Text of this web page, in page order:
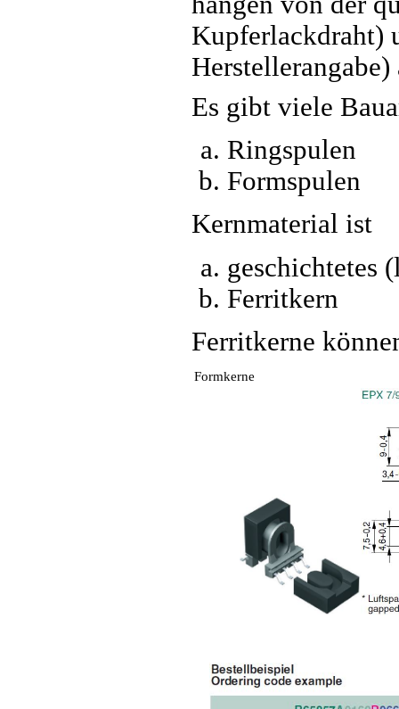
Kupferlackdraht)
Herstellerangabe)
Es gibt viele
Ringspulen
Formspulen
Kernmaterial ist
geschichtetes
Ferritkern
Ferritkerne
Formkerne